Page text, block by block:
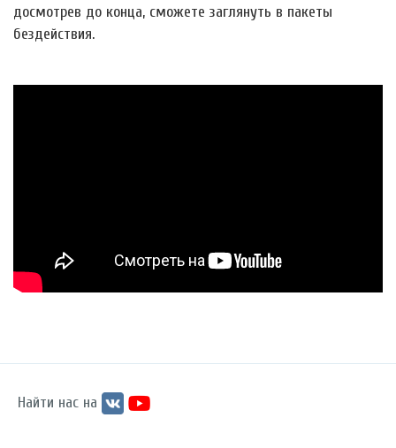
досмотрев до конца, сможете заглянуть в пакеты
бездействия.
Найти нас на